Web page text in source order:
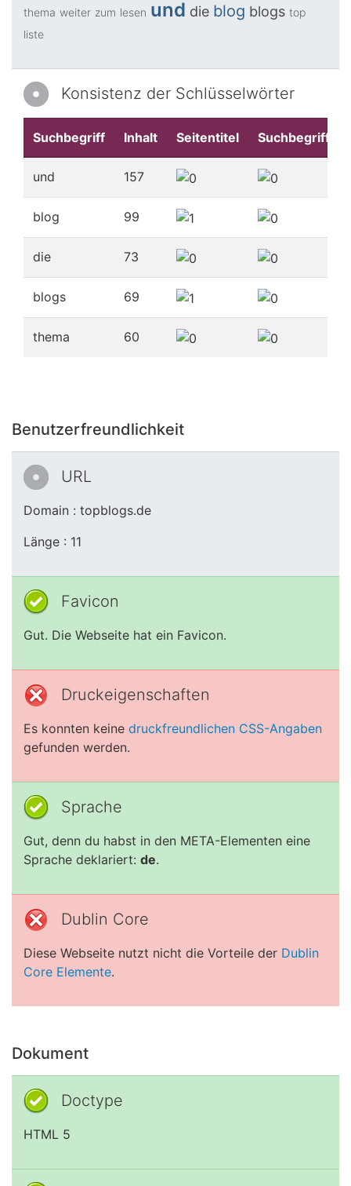
thema weiter zum lesen und die blog blogs top
liste
Konsistenz der Schlüsselwörter
Suchbegriff Inhalt Seitentitel Suchbegriffe
und 157
blog 99
die 73
blogs 69
thema 60
Benutzerfreundlichkeit
URL
Domain : topblogs.de
Länge : 11
Favicon
Gut. Die Webseite hat ein Favicon.
Druckeigenschaften
Es konnten keine druckfreundlichen CSS-Angaben
gefunden werden.
Sprache
Gut, denn du habst in den META-Elementen eine
Sprache deklariert: de.
Dublin Core
Diese Webseite nutzt nicht die Vorteile der Dublin
Core Elemente.
Dokument
Doctype
HTML 5